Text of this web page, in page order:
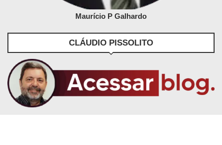
Maurício P Galhardo
CLÁUDIO PISSOLITO